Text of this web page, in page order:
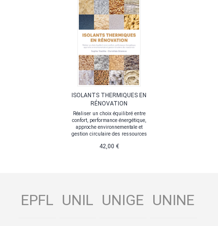
ISOLANTS THERMIQUES EN
RÉNOVATION
Réaliser un choix équilibré entre
confort, performance énergétique,
approche environnementale et
gestion circulaire des ressources
42,00 €
EPFL UNIL UNIGE UNINE